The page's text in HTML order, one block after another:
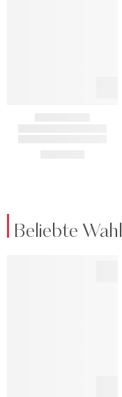
Beliebte Wahl